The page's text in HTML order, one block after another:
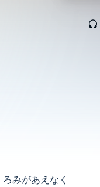
みがあえなく